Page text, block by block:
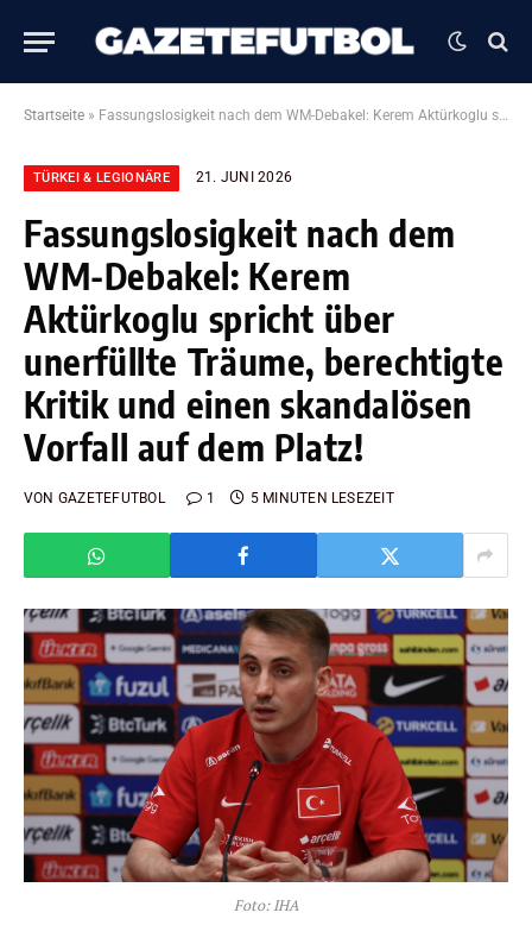
Startseite » Fassungslosigkeit nach dem WM-Debakel: Kerem Aktürkoglu spricht über unerfüllte Träume, berechtigte Kritik und einen skandalösen Vorfall auf dem Platz!
TÜRKEI & LEGIONÄRE 21. JUNI 2026
Fassungslosigkeit nach dem
WM-Debakel: Kerem
Aktürkoglu spricht über
unerfüllte Träume, berechtigte
Kritik und einen skandalösen
Vorfall auf dem Platz!
VON GAZETEFUTBOL 1 5 MINUTEN LESEZEIT
Foto: IHA